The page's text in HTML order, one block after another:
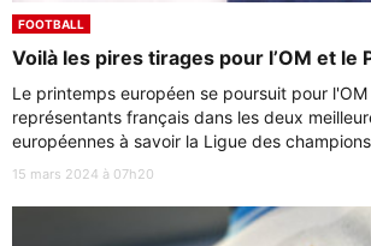
FOOTBALL
Voilà les pires tirages pour l’OM et le
Le printemps européen se poursuit pour
représentants français dans les deux
européennes à savoir la Ligue des
15 mars 2024 à 07h20